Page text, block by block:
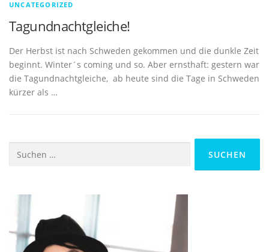
UNCATEGORIZED
Tagundnachtgleiche!
Der Herbst ist nach Schweden gekommen und die dunkle Zeit
beginnt. Winter´s coming und so. Aber ernsthaft: gestern war
die Tagundnachtgleiche, ab heute sind die Tage in Schweden
kürzer als …
Suchen